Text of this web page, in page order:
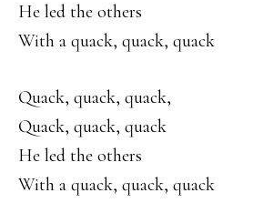
He led the others
With a quack, quack, quack
Quack, quack, quack,
Quack, quack, quack
He led the others
With a quack, quack, quack